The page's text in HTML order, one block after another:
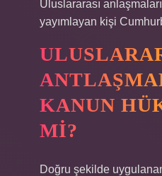
Uluslararası
yayımlayan kişi
KANUN
MI?
Doğru şekilde